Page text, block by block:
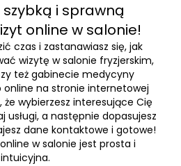
i sprawną
online w salonie!
czas i zastanawiasz się, jak
wizytę w salonie fryzjerskim,
też gabinecie medycyny
na stronie internetowej
że wybierzesz interesujące Cię
usługi, a następnie dopasujesz
dane kontaktowe i gotowe!
w salonie jest prosta i
intuicyjna.